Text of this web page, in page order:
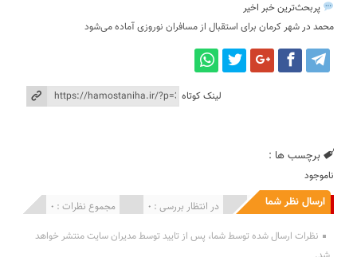
پربحث‌ترین خبر اخیر
محمد درشهر کرمان برای استقبال از مسافران نوروزی آماده می‌شود
لینک کوتاه
برچسب ها :
ناموجود
ارسال نظر شما مجموع نظرات : 0 در انتظار بررسی : 0 انتشار یافته : 0
نظرات ارسال شده توسط شما، پس از تایید توسط مدیران سایت منتشر خواهد